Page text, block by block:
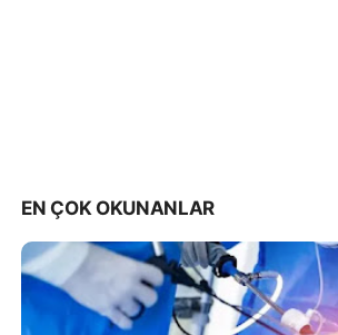
EN ÇOK OKUNANLAR